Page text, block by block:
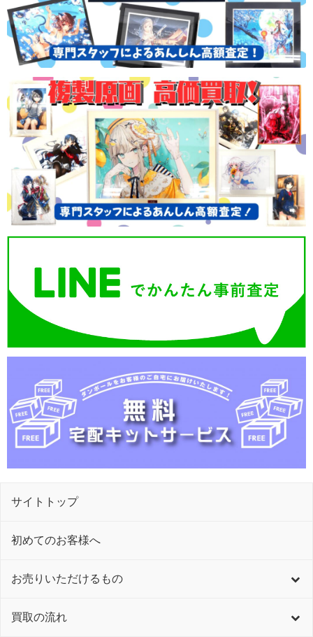
サイトトップ
初めてのお客様へ
お売りいただけるもの
買取の流れ